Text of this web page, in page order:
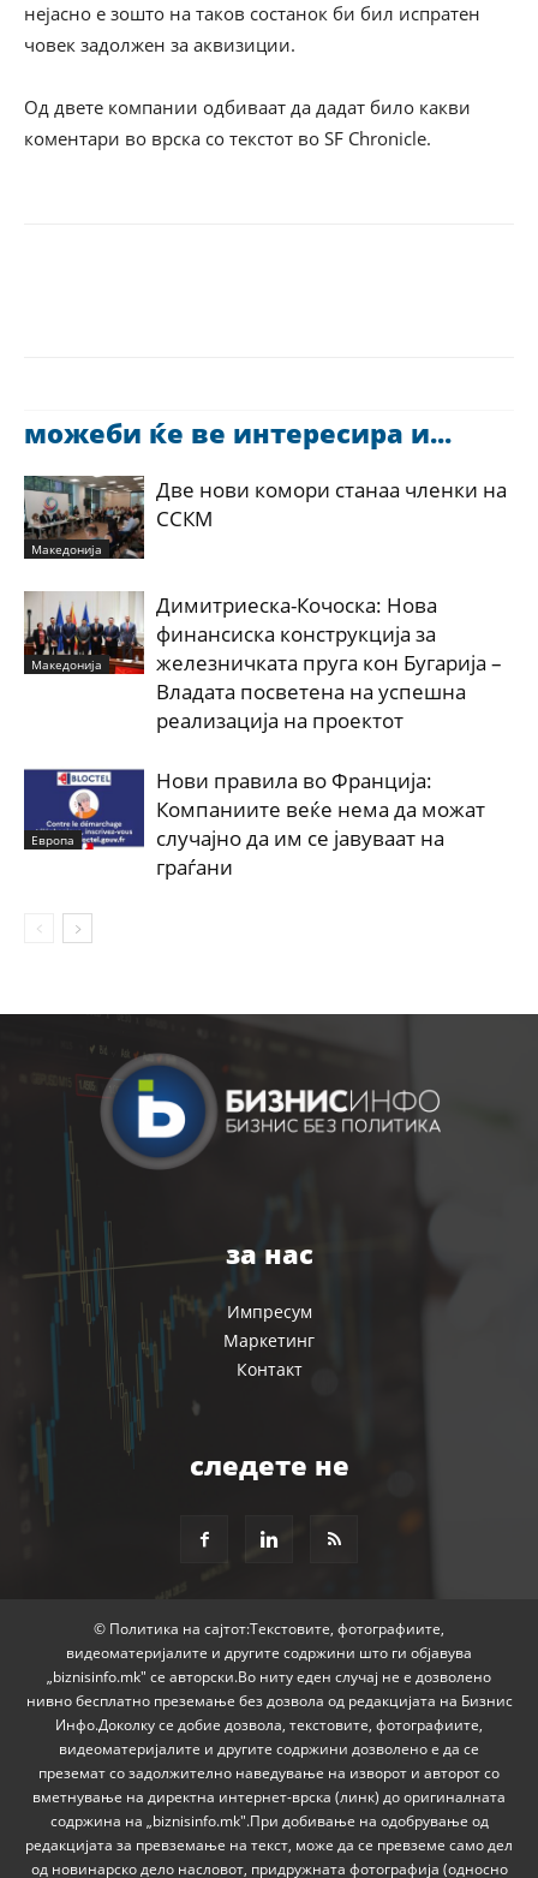
нејасно е зошто на таков состанок би бил испратен
човек задолжен за аквизиции.
Од двете компании одбиваат да дадат било какви
коментари во врска со текстот во SF Chronicle.
можеби ќе ве интересира и...
Македонија
Две нови комори станаа членки на
ССКМ
Македонија
Димитриеска-Кочоска: Нова
финансиска конструкција за
железничката пруга кон Бугарија –
Владата посветена на успешна
реализација на проектот
Европа
Нови правила во Франција:
Компаниите веќе нема да можат
случајно да им се јавуваат на
граѓани
за нас
Импресум
Маркетинг
Контакт
следете не
© Политика на сајтот:Текстовите, фотографиите,
видеоматеријалите и другите содржини што ги објавува
„biznisinfo.mk" се авторски.Во ниту еден случај не е дозволено
нивно бесплатно преземање без дозвола од редакцијата на Бизнис
Инфо.Доколку се добие дозвола, текстовите, фотографиите,
видеоматеријалите и другите содржини дозволено е да се
преземат со задолжително наведување на изворот и авторот со
вметнување на директна интернет-врска (линк) до оригиналната
содржина на „biznisinfo.mk".При добивање на одобрување од
редакцијата за превземање на текст, може да се превземе само дел
од новинарско дело насловот, придружната фотографија (односно